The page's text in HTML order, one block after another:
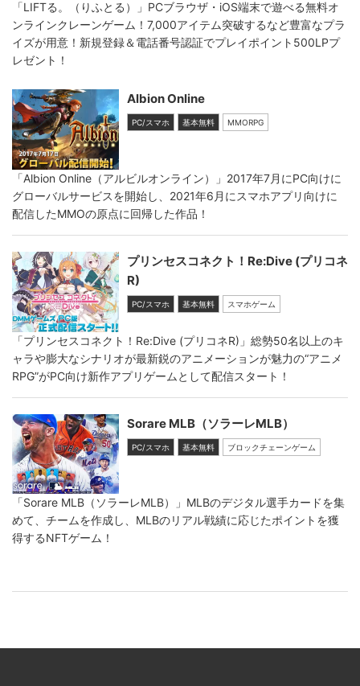
「LIFTる。（りふとる）」PCブラウザ・iOS端末で遊べる無料オ
ンラインクレーンゲーム！7,000アイテム突破するなど豊富なプラ
イズが用意！新規登録＆電話番号認証でプレイポイント500LPプ
レゼント！
Albion Online
PC/スマホ 基本無料 MMORPG
「Albion Online（アルビルオンライン）」2017年7月にPC向けに
グローバルサービスを開始し、2021年6月にスマホアプリ向けに
配信したMMOの原点に回帰した作品！
プリンセスコネクト！Re:Dive (プリコネ
R)
PC/スマホ 基本無料 スマホゲーム
「プリンセスコネクト！Re:Dive (プリコネR)」総勢50名以上のキ
ャラや膨大なシナリオが最新鋭のアニメーションが魅力の“アニメ
RPG”がPC向け新作アプリゲームとして配信スタート！
Sorare MLB（ソラーレMLB）
PC/スマホ 基本無料 ブロックチェーンゲーム
「Sorare MLB（ソラーレMLB）」MLBのデジタル選手カードを集
めて、チームを作成し、MLBのリアル戦績に応じたポイントを獲
得するNFTゲーム！